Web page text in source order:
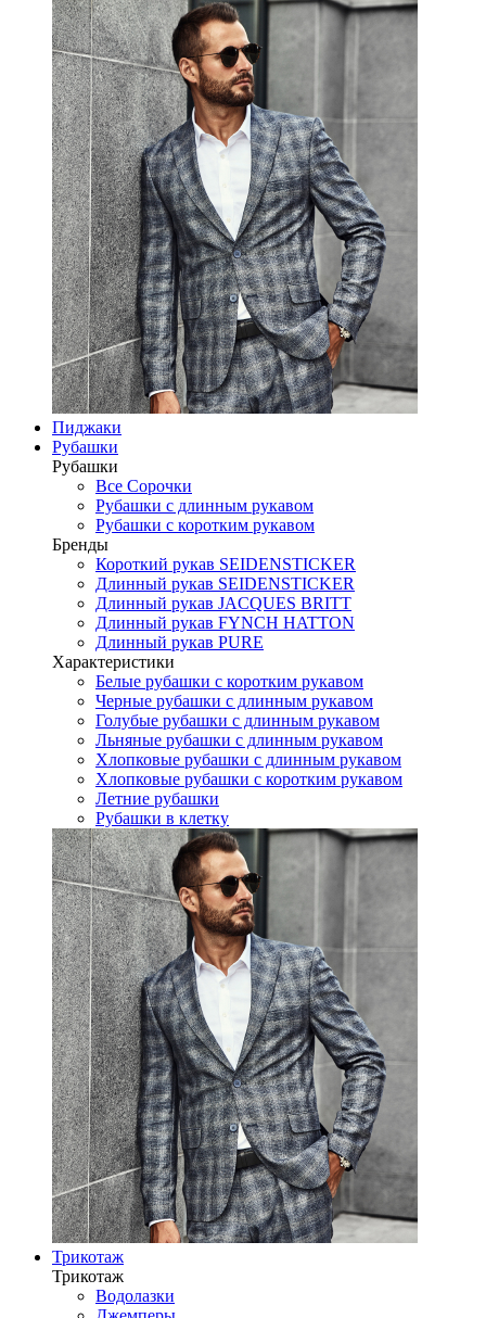
Пиджаки
Рубашки
Рубашки
Все Сорочки
Рубашки с длинным рукавом
Рубашки с коротким рукавом
Бренды
Короткий рукав SEIDENSTICKER
Длинный рукав SEIDENSTICKER
Длинный рукав JAСQUES BRITT
Длинный рукав FYNCH HATTON
Длинный рукав PURE
Характеристики
Белые рубашки с коротким рукавом
Черные рубашки с длинным рукавом
Голубые рубашки с длинным рукавом
Льняные рубашки с длинным рукавом
Хлопковые рубашки с длинным рукавом
Хлопковые рубашки с коротким рукавом
Летние рубашки
Рубашки в клетку
Трикотаж
Трикотаж
Водолазки